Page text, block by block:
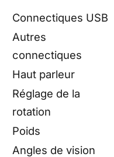
Connectiques USB
Autres
connectiques
Haut parleur
Réglage de la
rotation
Poids
Angles de vision